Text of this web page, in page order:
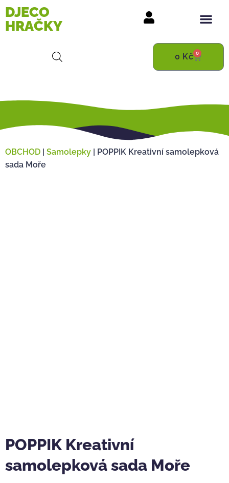
DJECO
HRAČKY
0 Kč 0
OBCHOD | Samolepky | POPPIK Kreativní samolepková
sada Moře
POPPIK Kreativní
samolepková sada Moře